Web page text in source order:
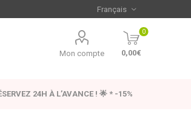
Mon compte
0
0,00€
24H À L’AVANCE ! 🌟 * -15%